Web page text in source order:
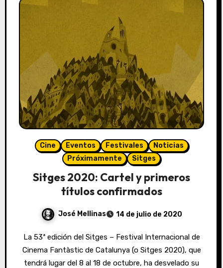
Cine Eventos Festivales
Noticias
Próximamente
Sitges
Sitges 2020: Cartel y primeros
títulos confirmados
José Mellinas 14 de julio de 2020
La 53ª edición del Sitges – Festival Internacional de
Cinema Fantàstic de Catalunya (o Sitges 2020), que
tendrá lugar del 8 al 18 de octubre, ha desvelado su